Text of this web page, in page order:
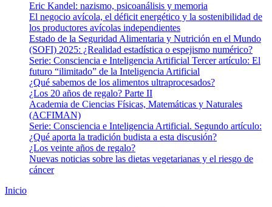
Eric Kandel: nazismo, psicoanálisis y memoria
El negocio avícola, el déficit energético y la sostenibilidad de
los productores avícolas independientes
Estado de la Seguridad Alimentaria y Nutrición en el Mundo
(SOFI) 2025: ¿Realidad estadística o espejismo numérico?
Serie: Consciencia e Inteligencia Artificial Tercer artículo: El
futuro “ilimitado” de la Inteligencia Artificial
¿Qué sabemos de los alimentos ultraprocesados?
¿Los 20 años de regalo? Parte II
Academia de Ciencias Físicas, Matemáticas y Naturales
(ACFIMAN)
Serie: Consciencia e Inteligencia Artificial. Segundo artículo:
¿Qué aporta la tradición budista a esta discusión?
¿Los veinte años de regalo?
Nuevas noticias sobre las dietas vegetarianas y el riesgo de
cáncer
Inicio